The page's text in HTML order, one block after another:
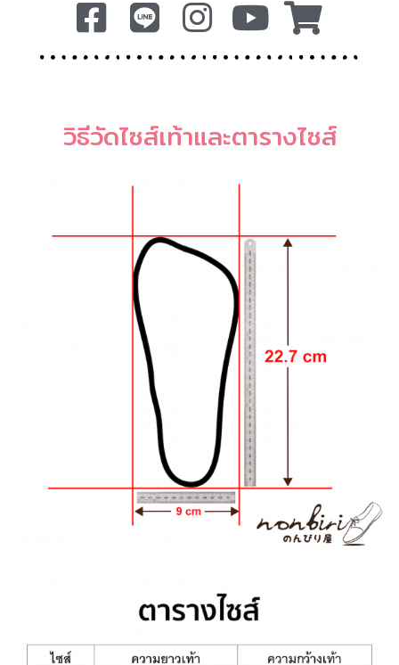
วิธีวัดไซส์เท้าและตารางไซส์